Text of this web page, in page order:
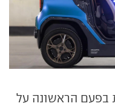
בפעם הראשונה על